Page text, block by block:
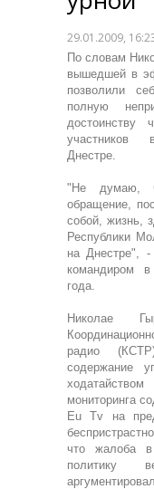
29.01.2009,
По словам
вышедшей в
позволили
полную
участников
Днестре.
"Не думаю,
обращение,
собой, жизнь,
Республики
на Днестре",
командиром
года.
Николае
радио
содержание
мониторинга
Eu Tv на
что жалоба
политику